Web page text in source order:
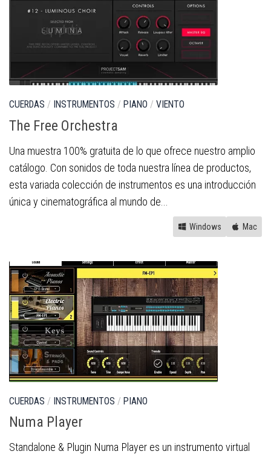
CUERDAS / INSTRUMENTOS / PIANO / VIENTO
The Free Orchestra
Una muestra 100% gratuita de lo que ofrece nuestro amplio
catálogo. Con sonidos de toda nuestra línea de productos,
esta variada colección de instrumentos es una introducción
única y cinematográfica al mundo de...
Windows Mac
CUERDAS / INSTRUMENTOS / PIANO
Numa Player
Standalone & Plugin Numa Player es un instrumento virtual